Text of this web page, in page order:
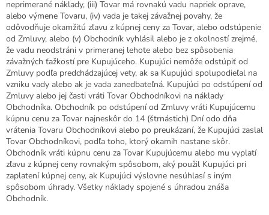
neprimerané náklady, (iii) Tovar má rovnakú vadu napriek oprave,
alebo výmene Tovaru, (iv) vada je takej závažnej povahy, že
odôvodňuje okamžitú zľavu z kúpnej ceny za Tovar, alebo odstúpenie
od Zmluvy, alebo (v) Obchodník vyhlásil alebo je z okolností zrejmé,
že vadu neodstráni v primeranej lehote alebo bez spôsobenia
závažných ťažkostí pre Kupujúceho. Kupujúci nemôže odstúpiť od
Zmluvy podľa predchádzajúcej vety, ak sa Kupujúci spolupodieľal na
vzniku vady alebo ak je vada zanedbateľná. Kupujúci po odstúpení od
Zmluvy alebo jej časti vráti Tovar Obchodníkovi na náklady
Obchodníka. Obchodník po odstúpení od Zmluvy vráti Kupujúcemu
kúpnu cenu za Tovar najneskôr do 14 (štrnástich) Dní odo dňa
vrátenia Tovaru Obchodníkovi alebo po preukázaní, že Kupujúci zaslal
Tovar Obchodníkovi, podľa toho, ktorý okamih nastane skôr.
Obchodník vráti kúpnu cenu za Tovar Kupujúcemu alebo mu vyplatí
zľavu z kúpnej ceny rovnakým spôsobom, aký použil Kupujúci pri
zaplatení kúpnej ceny, ak Kupujúci výslovne nesúhlasí s iným
spôsobom úhrady. Všetky náklady spojené s úhradou znáša
Obchodník.